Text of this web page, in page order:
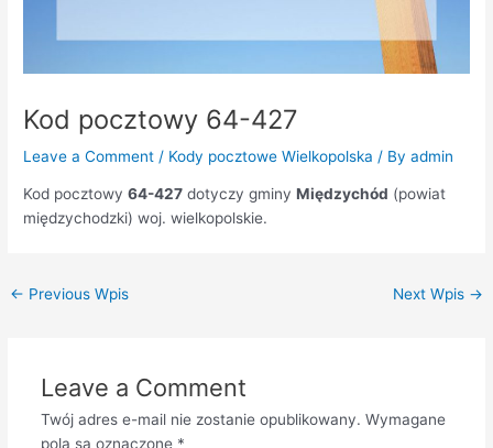
Kod pocztowy 64-427
Leave a Comment / Kody pocztowe Wielkopolska / Byadmin
Kod pocztowy64-427 dotyczy gminyMiędzychód (powiat
międzychodzki) woj. wielkopolskie.
← Previous Wpis Next Wpis →
Leave a Comment
Twój adres e-mail nie zostanie opublikowany. Wymagane
pola są oznaczone *